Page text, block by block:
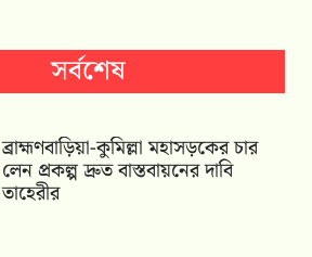
সর্বশেষ
ব্রাহ্মণবাড়িয়া-কুমিল্লা মহাসড়কের চার
লেন প্রকল্প দ্রুত বাস্তবায়নের দাবি
তাহেরীর